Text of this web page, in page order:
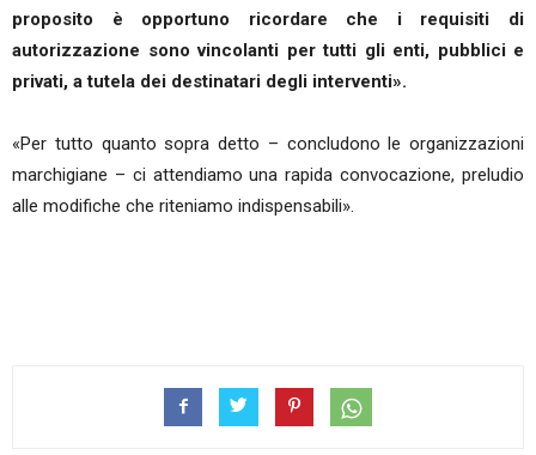
proposito è opportuno ricordare che i requisiti di
autorizzazione sono vincolanti per tutti gli enti, pubblici e
privati, a tutela dei destinatari degli interventi».
«Per tutto quanto sopra detto – concludono le organizzazioni
marchigiane – ci attendiamo una rapida convocazione, preludio
alle modifiche che riteniamo indispensabili».